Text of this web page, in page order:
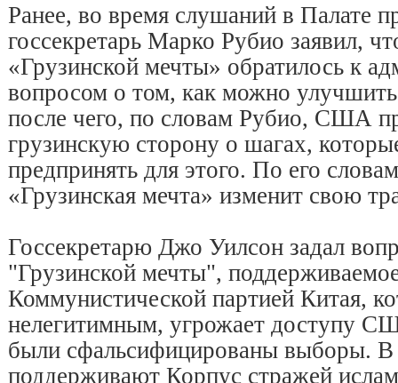
Ранее, во время слушаний в Палате
госсекретарь Марко Рубио заявил,
«Грузинской мечты» обратилось к
вопросом о том, как можно
после чего, по словам Рубио, США
грузинскую сторону о шагах,
предпринять для этого. По его
«Грузинская мечта» изменит свою
Госсекретарю Джо Уилсон задал
"Грузинской мечты",
Коммунистической партией Китая,
нелегитимным, угрожает доступу
были сфальсифицированы выборы. В
поддерживают Корпус стражей